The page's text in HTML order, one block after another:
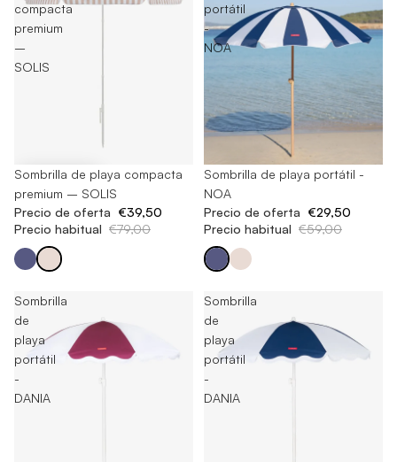
compacta
premium
–
SOLIS
-50%
Sombrilla de playa compacta
premium – SOLIS
Precio de oferta €39,50
Precio habitual €79,00
portátil
-
NOA
-50%
Sombrilla de playa portátil -
NOA
Precio de oferta €29,50
Precio habitual €59,00
Sombrilla
de
playa
portátil
-
DANIA
Sombrilla
de
playa
portátil
-
DANIA